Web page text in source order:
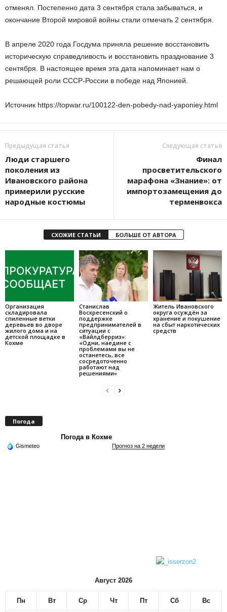
отменял. Постепенно дата 3 сентября стала забываться, и
окончание Второй мировой войны стали отмечать 2 сентября.
В апреле 2020 года Госдума приняла решение восстановить
историческую справедливость и восстановить празднование 3
сентября. В настоящее время эта дата напоминает нам о
решающей роли СССР-России в победе над Японией.
Источник https://topwar.ru/100122-den-pobedy-nad-yaponiey.html
Предыдущая статья
Люди старшего
поколения из
Ивановского района
примерили русские
народные костюмы
Следующая статья
Финал
просветительского
марафона «Знание»: от
импортозамещения до
терменвокса
СХОЖИЕ СТАТЬИ БОЛЬШЕ ОТ АВТОРА
Организация
складировала
спиленные ветки
деревьев во дворе
жилого дома и на
детской площадке в
Кохме
Станислав
Воскресенский о
поддержке
предпринимателей в
ситуации с
«Вайлдберриз»:
«Одни, наедине с
проблемами вы не
останетесь, все
сосредоточенно
работают над
решениями»
Житель Ивановского
округа осуждён за
хранение и покушение
на сбыт наркотических
средств
Погода
Погода в Кохме
Gismeteo Прогноз на 2 недели
Август 2026
Пн Вт Ср Чт Пт Сб Вс